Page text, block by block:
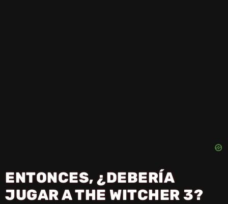
ENTONCES, ¿DEBERÍA
JUGAR A THE WITCHER 3?